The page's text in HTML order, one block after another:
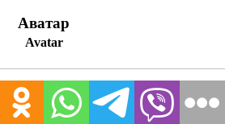
Аватар
Avatar